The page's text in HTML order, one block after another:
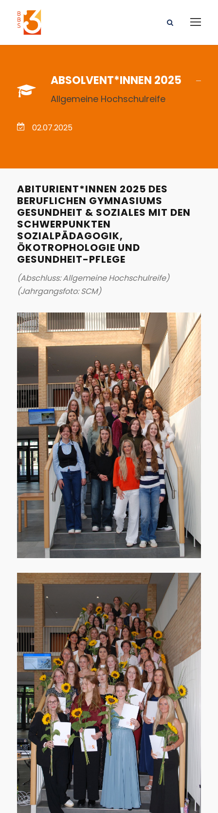
ABSOLVENT*INNEN 2025
Allgemeine Hochschulreife
02.07.2025
ABITURIENT*INNEN 2025 DES
BERUFLICHEN GYMNASIUMS
GESUNDHEIT & SOZIALES MIT DEN
SCHWERPUNKTEN
SOZIALPÄDAGOGIK,
ÖKOTROPHOLOGIE UND
GESUNDHEIT-PFLEGE
(Abschluss: Allgemeine Hochschulreife)
(Jahrgangsfoto: SCM)